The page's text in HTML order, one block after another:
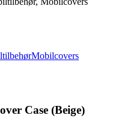
Mobilcovers
Case (Beige)